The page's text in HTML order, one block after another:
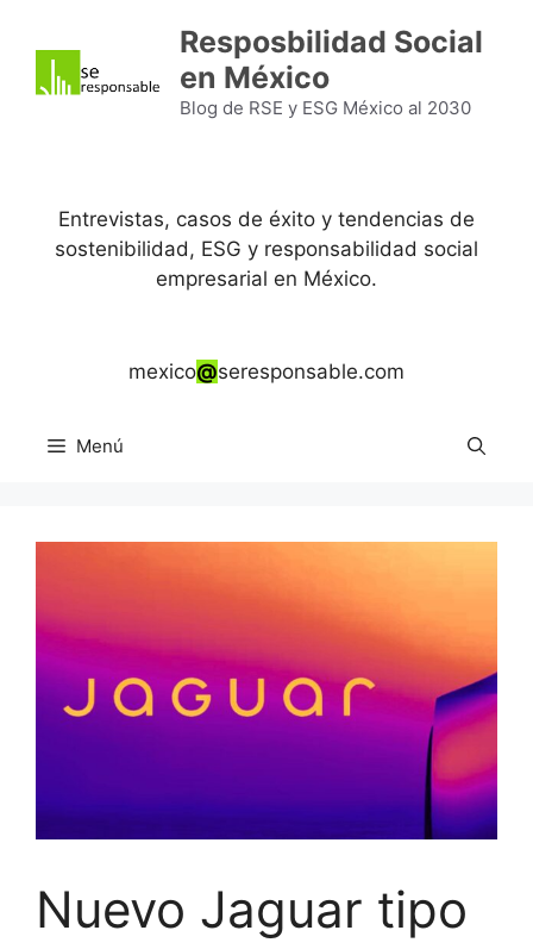
contenido
Resposbilidad Social
en México
Blog de RSE y ESG México al 2030
Entrevistas, casos de éxito y tendencias de
sostenibilidad, ESG y responsabilidad social
empresarial en México.
mexico@seresponsable.com
Menú
Nuevo Jaguar tipo